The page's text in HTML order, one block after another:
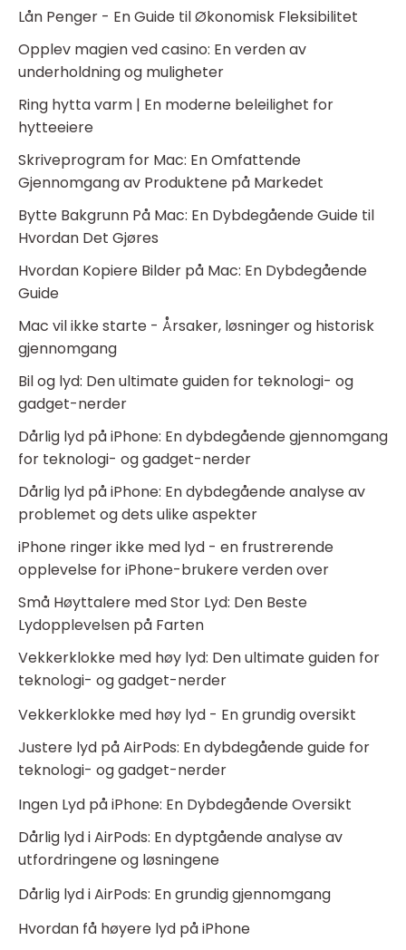
Lån Penger - En Guide til Økonomisk Fleksibilitet
Opplev magien ved casino: En verden av
underholdning og muligheter
Ring hytta varm | En moderne beleilighet for
hytteeiere
Skriveprogram for Mac: En Omfattende
Gjennomgang av Produktene på Markedet
Bytte Bakgrunn På Mac: En Dybdegående Guide til
Hvordan Det Gjøres
Hvordan Kopiere Bilder på Mac: En Dybdegående
Guide
Mac vil ikke starte - Årsaker, løsninger og historisk
gjennomgang
Bil og lyd: Den ultimate guiden for teknologi- og
gadget-nerder
Dårlig lyd på iPhone: En dybdegående gjennomgang
for teknologi- og gadget-nerder
Dårlig lyd på iPhone: En dybdegående analyse av
problemet og dets ulike aspekter
iPhone ringer ikke med lyd - en frustrerende
opplevelse for iPhone-brukere verden over
Små Høyttalere med Stor Lyd: Den Beste
Lydopplevelsen på Farten
Vekkerklokke med høy lyd: Den ultimate guiden for
teknologi- og gadget-nerder
Vekkerklokke med høy lyd - En grundig oversikt
Justere lyd på AirPods: En dybdegående guide for
teknologi- og gadget-nerder
Ingen Lyd på iPhone: En Dybdegående Oversikt
Dårlig lyd i AirPods: En dyptgående analyse av
utfordringene og løsningene
Dårlig lyd i AirPods: En grundig gjennomgang
Hvordan få høyere lyd på iPhone